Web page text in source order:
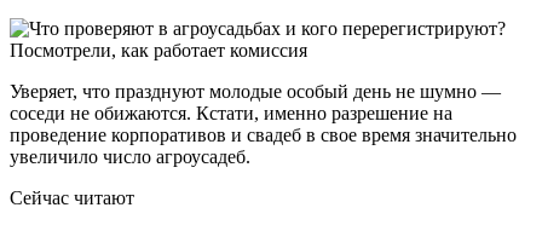
Уверяет, что празднуют молодые особый день не шумно —
соседи не обижаются. Кстати, именно разрешение на
проведение корпоративов и свадеб в свое время значительно
увеличило число агроусадеб.
Сейчас читают